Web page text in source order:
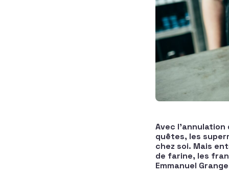
Avec
quêtes, les
chez soi. Mais
de farine, les
Emmanuel